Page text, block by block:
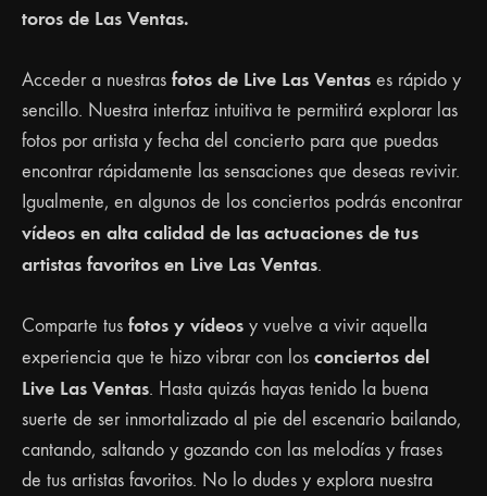
toros de Las Ventas.
Acceder a nuestras fotos de Live Las Ventas es rápido y
sencillo. Nuestra interfaz intuitiva te permitirá explorar las
fotos por artista y fecha del concierto para que puedas
encontrar rápidamente las sensaciones que deseas revivir.
Igualmente, en algunos de los conciertos podrás encontrar
vídeos en alta calidad de las actuaciones de tus
artistas favoritos en Live Las Ventas.
Comparte tus fotos y vídeos y vuelve a vivir aquella
experiencia que te hizo vibrar con los conciertos del
Live Las Ventas. Hasta quizás hayas tenido la buena
suerte de ser inmortalizado al pie del escenario bailando,
cantando, saltando y gozando con las melodías y frases
de tus artistas favoritos. No lo dudes y explora nuestra